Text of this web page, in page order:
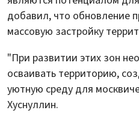
добавил, что обновление
массовую застройку
"При развитии этих зон
осваивать территорию,
уютную среду для
Хуснуллин.